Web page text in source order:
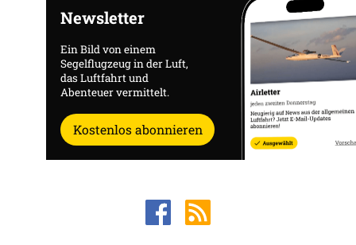
Newsletter
Ein Bild von einem
Segelflugzeug in der Luft,
das Luftfahrt und
Abenteuer vermittelt.
Kostenlos abonnieren